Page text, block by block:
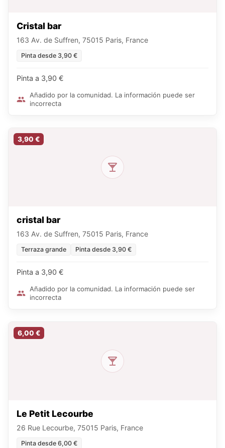
Cristal bar
163 Av. de Suffren, 75015 Paris, France
Pinta desde 3,90 €
Pinta a 3,90 €
Añadido por la comunidad. La información puede ser
incorrecta
3,90 €
cristal bar
163 Av. de Suffren, 75015 Paris, France
Terraza grande Pinta desde 3,90 €
Pinta a 3,90 €
Añadido por la comunidad. La información puede ser
incorrecta
6,00 €
Le Petit Lecourbe
26 Rue Lecourbe, 75015 Paris, France
Pinta desde 6,00 €